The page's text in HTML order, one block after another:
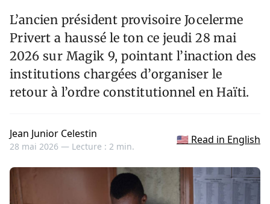
L’ancien président provisoire Jocelerme
Privert a haussé le ton ce jeudi 28 mai
2026 sur Magik 9, pointant l’inaction des
institutions chargées d’organiser le
retour à l’ordre constitutionnel en Haïti.
Jean Junior Celestin
28 mai 2026 — Lecture : 2 min.
🇺🇸 Read in English